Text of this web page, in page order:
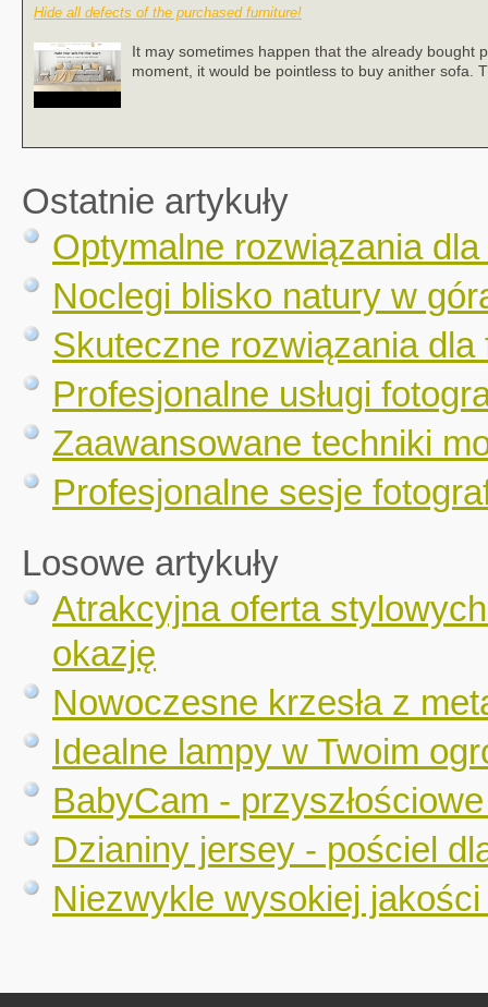
Hide all defects of the purchased furniture!
It may sometimes happen that the already bought
moment, it would be pointless to buy anither sofa.
Ostatnie artykuły
Optymalne rozwiązania dla
Noclegi blisko natury w
Skuteczne rozwiązania
Profesjonalne usługi
Zaawansowane techniki
Profesjonalne sesje
Losowe artykuły
Atrakcyjna oferta
okazję
Nowoczesne krzesła z
Idealne lampy w Twoim
BabyCam -
Dzianiny jersey - pościel
Niezwykle wysokiej